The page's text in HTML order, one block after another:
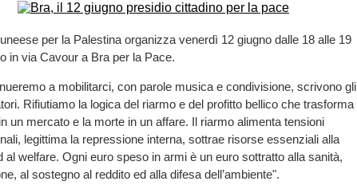
per la Palestina organizza venerdì 12 giugno dalle 18 alle 19
in via Cavour a Bra per la Pace.
a mobilitarci, con parole musica e condivisione, scrivono gli
Rifiutiamo la logica del riarmo e del profitto bellico che trasforma
un mercato e la morte in un affare. Il riarmo alimenta tensioni
legittima la repressione interna, sottrae risorse essenziali alla
al welfare. Ogni euro speso in armi è un euro sottratto alla sanità,
al sostegno al reddito ed alla difesa dell’ambiente".